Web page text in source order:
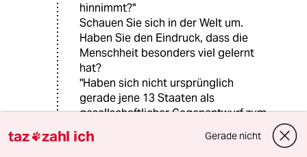
hinnimmt?"
Schauen Sie sich in der Welt um.
Haben Sie den Eindruck, dass die
Menschheit besonders viel gelernt
hat?
"Haben sich nicht ursprünglich
gerade jene 13 Staaten als
gesellschaftlicher Gegenentwurf zum
alten, autoritären, Europa der
religiösen Obrigkeitsstaaten
taz zahl ich Gerade nicht